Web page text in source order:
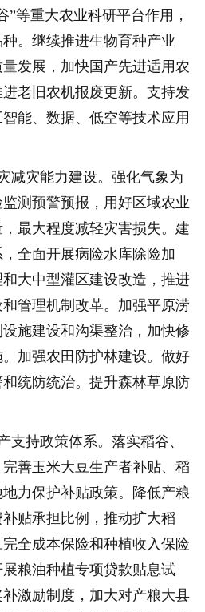
”等重大农业科研平台作用，
。继续推进生物育种产业
发展，加快国产先进适用农
老旧农机报废更新。支持发
能、数据、低空等技术应用
减灾能力建设。强化气象为
测预警预报，用好区域农业
最大程度减轻灾害损失。建
全面开展病险水库除险加
大中型灌区建设改造，推进
管理机制改革。加强平原涝
施建设和沟渠整治，加快修
加强农田防护林建设。做好
统防统治。提升森林草原防
支持政策体系。落实稻谷、
善玉米大豆生产者补贴、稻
力保护补贴政策。降低产粮
贴承担比例，推动扩大稻
全成本保险和种植收入保险
粮油种植专项贷款贴息试
激励制度，加大对产粮大县